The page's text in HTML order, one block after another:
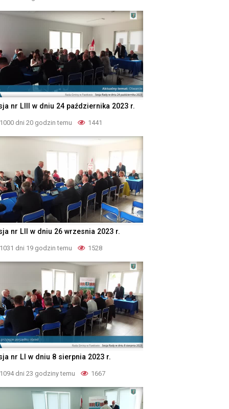
nr LIII w dniu 24 października 2023 r.
1000 dni 20 godzin temu 1441
nr LII w dniu 26 wrzesnia 2023 r.
1031 dni 19 godzin temu 1528
nr LI w dniu 8 sierpnia 2023 r.
1094 dni 23 godziny temu 1667